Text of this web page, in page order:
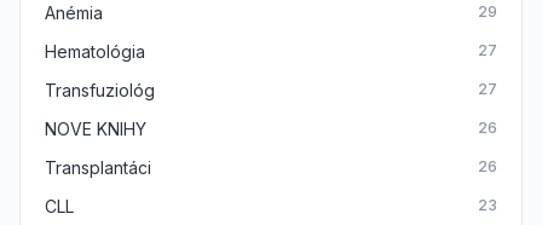
Anémia 29
Hematológia 27
Transfuziológ 27
NOVE KNIHY 26
Transplantáci 26
CLL 23